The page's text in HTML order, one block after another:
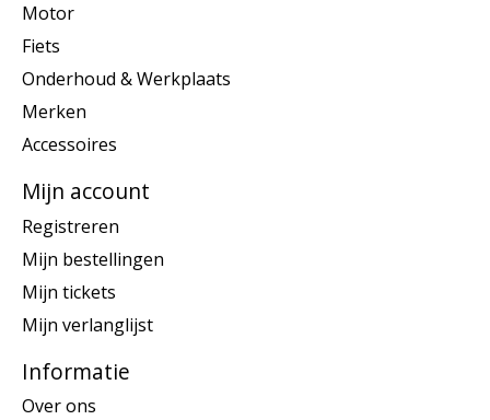
Motor
Fiets
Onderhoud & Werkplaats
Merken
Accessoires
Mijn account
Registreren
Mijn bestellingen
Mijn tickets
Mijn verlanglijst
Informatie
Over ons